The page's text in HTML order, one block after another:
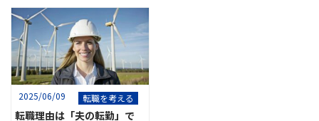
2025/06/09 転職を考える
転職理由は「夫の転勤」で